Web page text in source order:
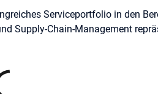
Serviceportfolio in den
Supply-Chain-Management